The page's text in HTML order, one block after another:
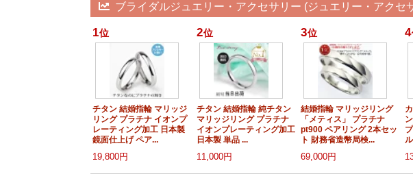
ブライダルジュエリー・アクセサリー (ジュエリー・アクセ
1位
チタン 結婚指輪 マリッジ
リング プラチナ イオンプ
レーティング加工 日本製
鏡面仕上げ ペア...
19,800円
2位
チタン 結婚指輪 純チタン
マリッジリング プラチナ
イオンプレーティング加工
日本製 単品 ...
11,000円
3位
結婚指輪 マリッジリング
「メティス」 プラチナ
pt900 ペアリング 2本セッ
ト 財務省造幣局検...
69,000円
4